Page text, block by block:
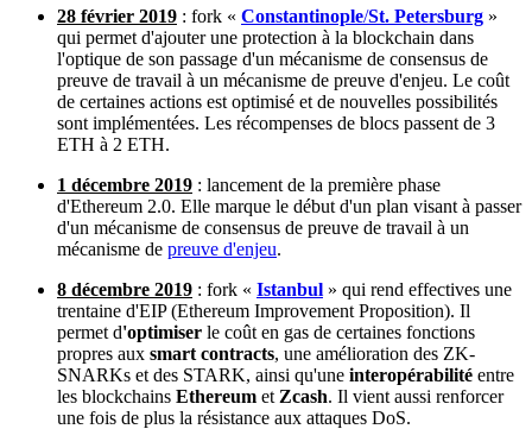
28 février 2019 : fork « Constantinople/St. Petersburg »
qui permet d'ajouter une protection à la blockchain dans
l'optique de son passage d'un mécanisme de consensus de
preuve de travail à un mécanisme de preuve d'enjeu. Le coût
de certaines actions est optimisé et de nouvelles possibilités
sont implémentées. Les récompenses de blocs passent de 3
ETH à 2 ETH.
1 décembre 2019 : lancement de la première phase
d'Ethereum 2.0. Elle marque le début d'un plan visant à passer
d'un mécanisme de consensus de preuve de travail à un
mécanisme de preuve d'enjeu.
8 décembre 2019 : fork « Istanbul » qui rend effectives une
trentaine d'EIP (Ethereum Improvement Proposition). Il
permet d'optimiser le coût en gas de certaines fonctions
propres aux smart contracts, une amélioration des ZK-
SNARKs et des STARK, ainsi qu'une interopérabilité entre
les blockchains Ethereum et Zcash. Il vient aussi renforcer
une fois de plus la résistance aux attaques DoS.